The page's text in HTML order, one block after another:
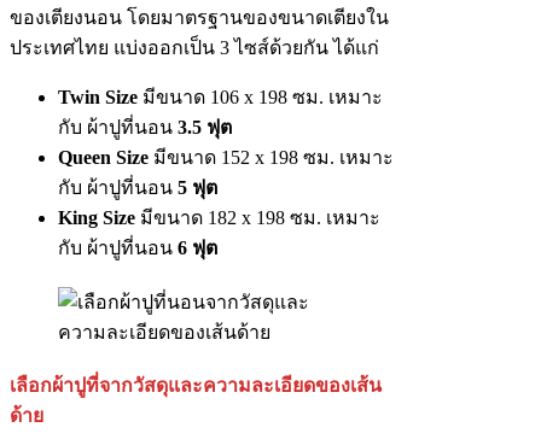
ของเตียงนอน โดยมาตรฐานของขนาดเตียงใน
ประเทศไทย แบ่งออกเป็น 3 ไซส์ด้วยกัน ได้แก่
Twin Size มีขนาด 106 x 198 ซม. เหมาะ
กับ ผ้าปูที่นอน 3.5 ฟุต
Queen Size มีขนาด 152 x 198 ซม. เหมาะ
กับ ผ้าปูที่นอน 5 ฟุต
King Size มีขนาด 182 x 198 ซม. เหมาะ
กับ ผ้าปูที่นอน 6 ฟุต
เลือกผ้าปูที่จากวัสดุและความละเอียดของเส้น
ด้าย